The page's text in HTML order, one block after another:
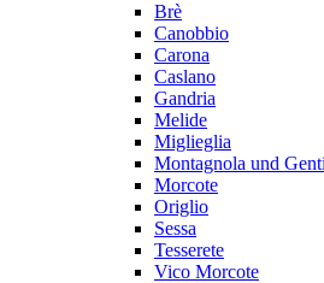
Brè
Canobbio
Carona
Caslano
Gandria
Melide
Miglieglia
Montagnola und
Morcote
Origlio
Sessa
Tesserete
Vico Morcote